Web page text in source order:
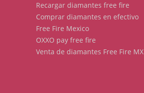
Recargar diamantes free fire
Comprar diamantes en efectivo
Free Fire Mexico
OXXO pay free fire
Venta de diamantes Free Fire MX